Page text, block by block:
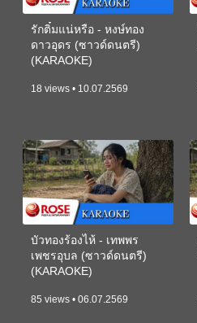
รักติ๋มแน่หรือ - หงษ์ทอง
ดาวอุดร (ซาวด์ดนตรี)
(KARAOKE)
18 views • 10.07.2569
บัวทองร้องไห้ - เทพพร
เพชรอุบล (ซาวด์ดนตรี)
(KARAOKE)
85 views • 06.07.2569